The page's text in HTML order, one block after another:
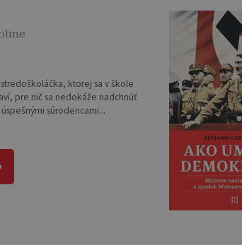
ktorej sa v škole
pre nič sa nedokáže nadchnúť
súrodencami...